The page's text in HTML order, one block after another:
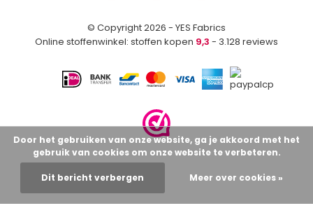
© Copyright 2026 - YES Fabrics
Online stoffenwinkel: stoffen kopen 9,3 - 3.128 reviews
Door het gebruiken van onze website, ga je akkoord met het
gebruik van cookies om onze website te verbeteren.
Dit bericht verbergen Meer over cookies »